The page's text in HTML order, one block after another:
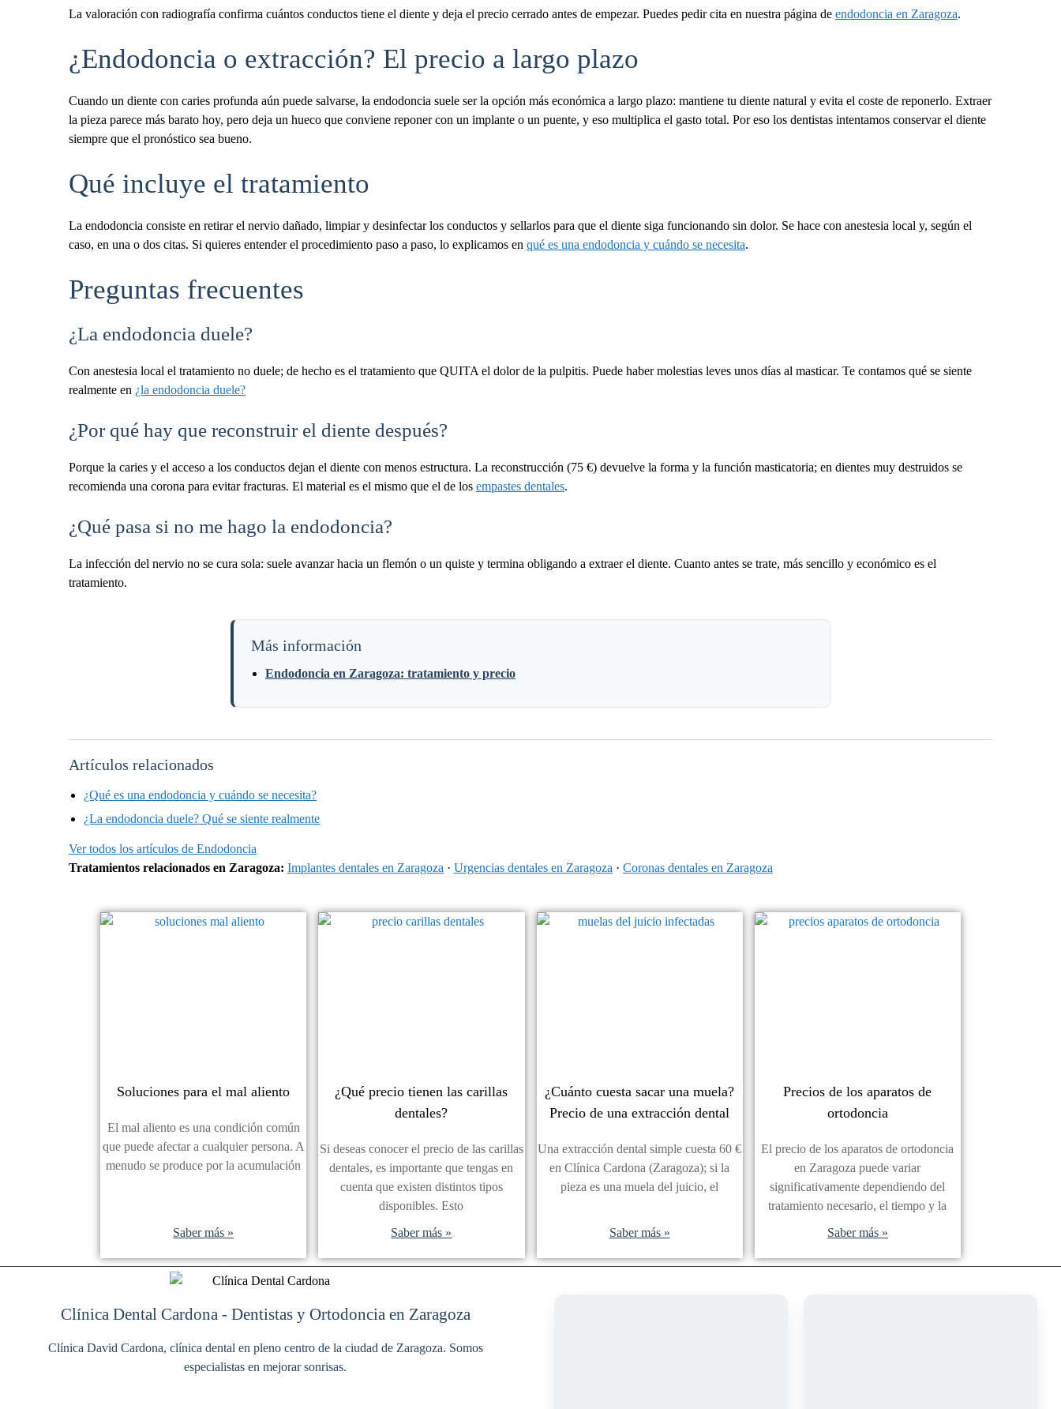
La valoración con radiografía confirma cuántos conductos tiene el diente y deja el precio cerrado antes de empezar. Puedes pedir cita en nuestra página de endodoncia en Zaragoza.
¿Endodoncia o extracción? El precio a largo plazo
Cuando un diente con caries profunda aún puede salvarse, la endodoncia suele ser la opción más económica a largo plazo: mantiene tu diente natural y evita el coste de reponerlo. Extraer
la pieza parece más barato hoy, pero deja un hueco que conviene reponer con un implante o un puente, y eso multiplica el gasto total. Por eso los dentistas intentamos conservar el diente
siempre que el pronóstico sea bueno.
Qué incluye el tratamiento
La endodoncia consiste en retirar el nervio dañado, limpiar y desinfectar los conductos y sellarlos para que el diente siga funcionando sin dolor. Se hace con anestesia local y, según el
caso, en una o dos citas. Si quieres entender el procedimiento paso a paso, lo explicamos en qué es una endodoncia y cuándo se necesita.
Preguntas frecuentes
¿La endodoncia duele?
Con anestesia local el tratamiento no duele; de hecho es el tratamiento que QUITA el dolor de la pulpitis. Puede haber molestias leves unos días al masticar. Te contamos qué se siente
realmente en ¿la endodoncia duele?
¿Por qué hay que reconstruir el diente después?
Porque la caries y el acceso a los conductos dejan el diente con menos estructura. La reconstrucción (75 €) devuelve la forma y la función masticatoria; en dientes muy destruidos se
recomienda una corona para evitar fracturas. El material es el mismo que el de los empastes dentales.
¿Qué pasa si no me hago la endodoncia?
La infección del nervio no se cura sola: suele avanzar hacia un flemón o un quiste y termina obligando a extraer el diente. Cuanto antes se trate, más sencillo y económico es el
tratamiento.
Más información
Endodoncia en Zaragoza: tratamiento y precio
Artículos relacionados
¿Qué es una endodoncia y cuándo se necesita?
¿La endodoncia duele? Qué se siente realmente
Ver todos los artículos de Endodoncia
Tratamientos relacionados en Zaragoza: Implantes dentales en Zaragoza · Urgencias dentales en Zaragoza · Coronas dentales en Zaragoza
Soluciones para el mal aliento
El mal aliento es una condición común
que puede afectar a cualquier persona. A
menudo se produce por la acumulación
Saber más »
¿Qué precio tienen las carillas
dentales?
Si deseas conocer el precio de las carillas
dentales, es importante que tengas en
cuenta que existen distintos tipos
disponibles. Esto
Saber más »
¿Cuánto cuesta sacar una muela?
Precio de una extracción dental
Una extracción dental simple cuesta 60 €
en Clínica Cardona (Zaragoza); si la
pieza es una muela del juicio, el
Saber más »
Precios de los aparatos de
ortodoncia
El precio de los aparatos de ortodoncia
en Zaragoza puede variar
significativamente dependiendo del
tratamiento necesario, el tiempo y la
Saber más »
Clínica Dental Cardona - Dentistas y Ortodoncia en Zaragoza
Clínica David Cardona, clínica dental en pleno centro de la ciudad de Zaragoza. Somos
especialistas en mejorar sonrisas.